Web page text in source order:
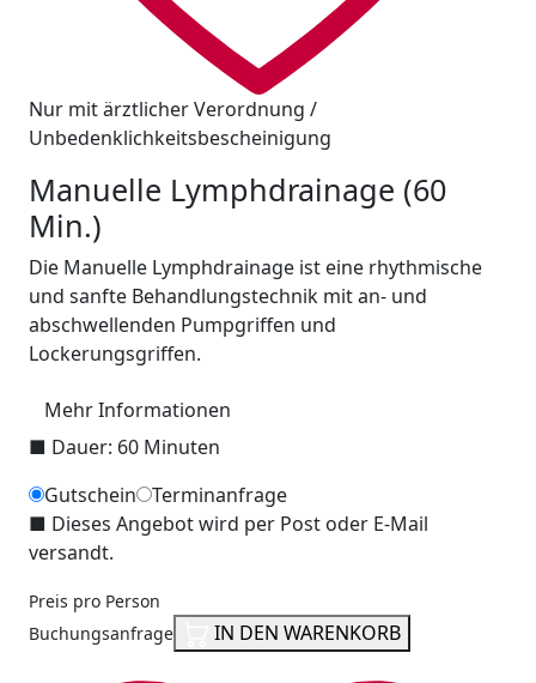
Nur mit ärztlicher Verordnung /
Unbedenklichkeitsbescheinigung
Manuelle Lymphdrainage (60
Min.)
Die Manuelle Lymphdrainage ist eine rhythmische
und sanfte Behandlungstechnik mit an- und
abschwellenden Pumpgriffen und
Lockerungsgriffen.
Mehr Informationen
■ Dauer: 60 Minuten
Gutschein
Terminanfrage
■ Dieses Angebot wird per Post oder E-Mail
versandt.
Preis pro Person
Buchungsanfrage
IN DEN WARENKORB